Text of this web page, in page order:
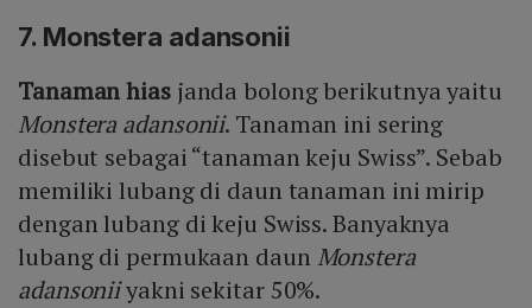
7. Monstera adansonii
Tanaman hiasjanda bolong berikutnya yaitu
Monstera adansonii. Tanaman ini sering
disebut sebagai “tanaman keju Swiss”. Sebab
memiliki lubang di daun tanaman ini mirip
dengan lubang di keju Swiss. Banyaknya
lubang di permukaan daun Monstera
adansoniiyakni sekitar 50%.